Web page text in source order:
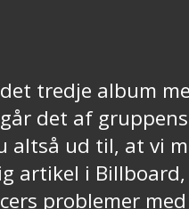
tredje album
det af
ud til, at vi
artikel i
problemer